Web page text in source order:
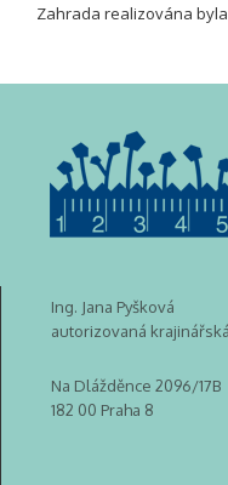
Zahrada realizována
Ing. Jana Pyšková
autorizovaná
Na Dlážděnce 2096/17B
182 00 Praha 8